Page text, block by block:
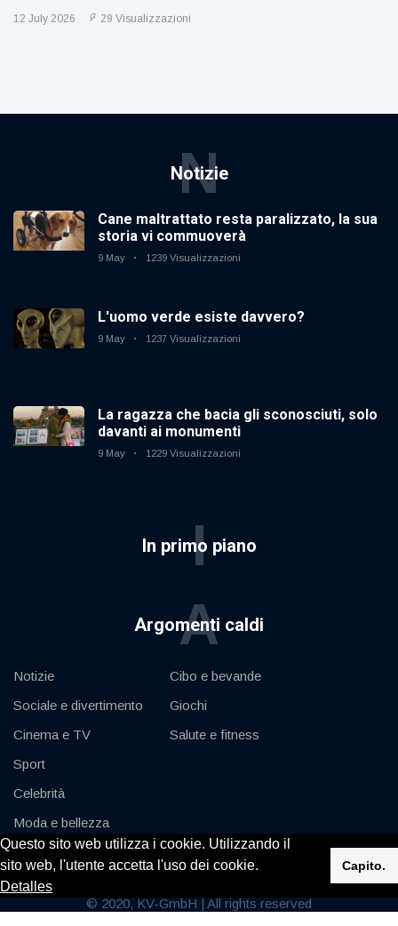
Questo sito web utilizza i cookie. Utilizzando il
sito web, l'utente accetta l'uso dei cookie.
Detalles
Capito.
12 July 2026 29 Visualizzazioni
Notizie
N
Cane maltrattato resta paralizzato, la sua
storia vi commuoverà
9 May 1239 Visualizzazioni
L'uomo verde esiste davvero?
9 May 1237 Visualizzazioni
La ragazza che bacia gli sconosciuti, solo
davanti ai monumenti
9 May 1229 Visualizzazioni
In primo piano
I
Argomenti caldi
A
Notizie
Sociale e divertimento
Cinema e TV
Sport
Celebrità
Moda e bellezza
Auto e motore
Cibo e bevande
Giochi
Salute e fitness
© 2020, KV-GmbH | All rights reserved